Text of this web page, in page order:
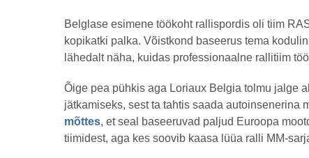
Belglase esimene töökoht rallispordis oli tiim
kopikatki palka. Võistkond baseerus tema
lähedalt näha, kuidas professionaalne rallitiim
Õige pea pühkis aga Loriaux Belgia tolmu jalge
jätkamiseks, sest ta tahtis saada autoinsenerina
mõttes, et seal baseeruvad paljud Euroopa
tiimidest, aga kes soovib kaasa lüüa ralli MM-